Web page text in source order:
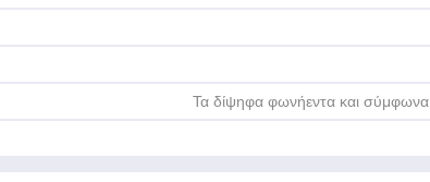
Τα δίψηφα φωνήεντα και σύμφωνα